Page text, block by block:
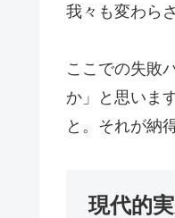
我々も変わら
ここでの失敗
か」と思いま
と。それが納
現代的